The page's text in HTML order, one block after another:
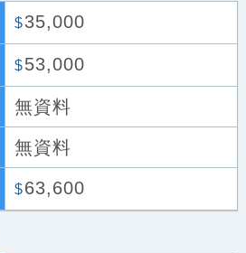
$35,000
$53,000
無資料
無資料
$63,600